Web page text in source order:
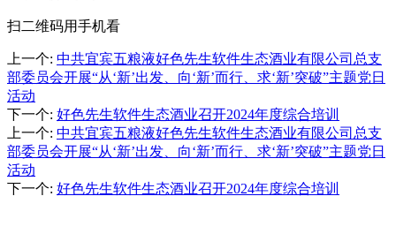
扫二维码用手机看
上一个: 中共宜宾五粮液好色先生软件生态酒业有限公司总支
部委员会开展“从‘新’出发、向‘新’而行、求‘新’突破”主题党日
活动
下一个: 好色先生软件生态酒业召开2024年度综合培训
上一个: 中共宜宾五粮液好色先生软件生态酒业有限公司总支
部委员会开展“从‘新’出发、向‘新’而行、求‘新’突破”主题党日
活动
下一个: 好色先生软件生态酒业召开2024年度综合培训